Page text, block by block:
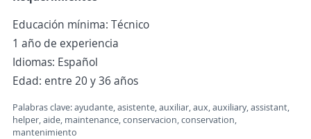
Educación mínima: Técnico
1 año de experiencia
Idiomas: Español
Edad: entre 20 y 36 años
Palabras clave: ayudante, asistente, auxiliar, aux, auxiliary, assistant,
helper, aide, maintenance, conservacion, conservation,
mantenimiento